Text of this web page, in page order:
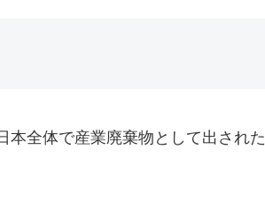
本全体で産業廃棄物として出された